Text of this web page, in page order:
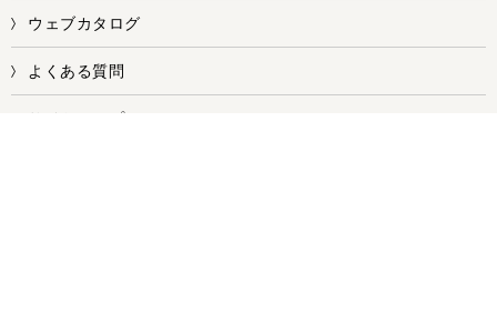
ウェブカタログ
よくある質問
サイトマップ